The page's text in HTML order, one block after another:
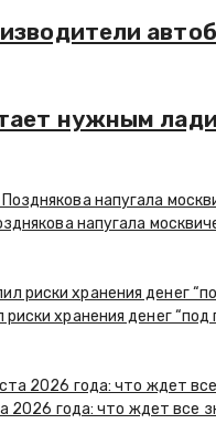
нужным
напугала
хранения денег “под
2026 года: что ждет все